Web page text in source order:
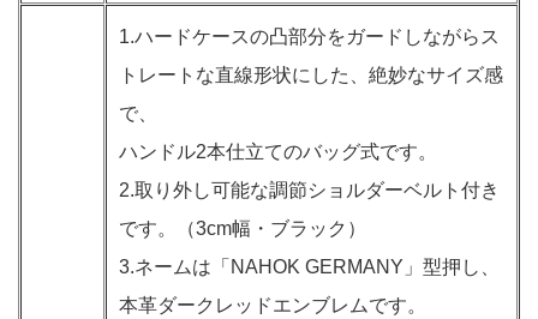
1.ハードケースの凸部分をガードしながらス
トレートな直線形状にした、絶妙なサイズ感
で、
ハンドル2本仕立てのバッグ式です。
2.取り外し可能な調節ショルダーベルト付き
です。（3cm幅・ブラック）
3.ネームは「NAHOK GERMANY」型押し、
本革ダークレッドエンブレムです。